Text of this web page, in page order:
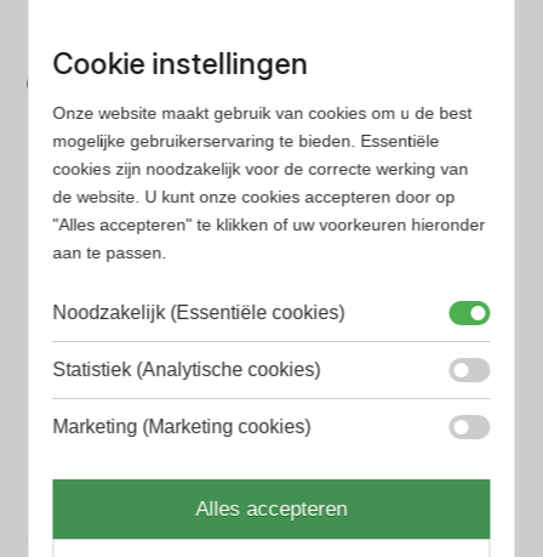
Bespaar tijd en geld
minder tijd en geld kwijt bent
Populaire herengeuren
Amouage Heren parfum
Armani Heren parfum
BALR. Heren parfum
Chanel Heren parfum
Cookie instellingen
Onze website maakt gebruik van cookies om u de best
mogelijke gebruikerservaring te bieden. Essentiële
cookies zijn noodzakelijk voor de correcte werking van
de website. U kunt onze cookies accepteren door op
"Alles accepteren" te klikken of uw voorkeuren hieronder
aan te passen.
Noodzakelijk (Essentiële cookies)
Statistiek (Analytische cookies)
Marketing (Marketing cookies)
Alles accepteren